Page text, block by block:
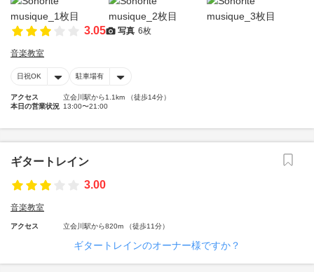
3.05 写真 6枚
音楽教室
日祝OK 駐車場有
アクセス
立会川駅から1.1km （徒歩14分）
本日の営業状況 13:00〜21:00
ギタートレイン
3.00
音楽教室
アクセス 立会川駅から820m （徒歩11分）
ギタートレインのオーナー様ですか？